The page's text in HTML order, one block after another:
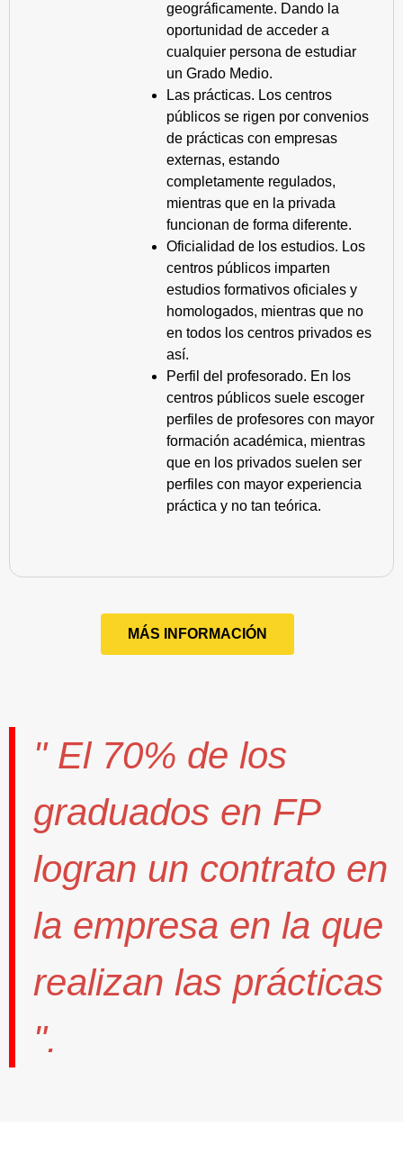
geográficamente. Dando la
oportunidad de acceder a
cualquier persona de estudiar
un Grado Medio.
Las prácticas. Los centros
públicos se rigen por convenios
de prácticas con empresas
externas, estando
completamente regulados,
mientras que en la privada
funcionan de forma diferente.
Oficialidad de los estudios. Los
centros públicos imparten
estudios formativos oficiales y
homologados, mientras que no
en todos los centros privados es
así.
Perfil del profesorado. En los
centros públicos suele escoger
perfiles de profesores con mayor
formación académica, mientras
que en los privados suelen ser
perfiles con mayor experiencia
práctica y no tan teórica.
MÁS INFORMACIÓN
" El 70% de los
graduados en FP
logran un contrato en
la empresa en la que
realizan las prácticas
".